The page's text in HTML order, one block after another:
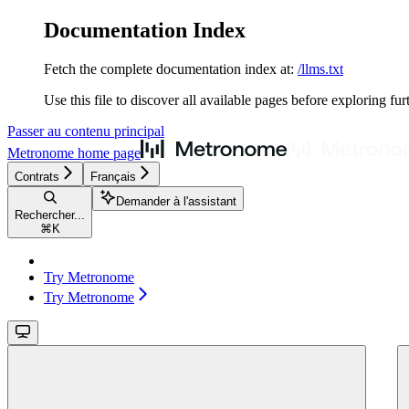
Documentation Index
Fetch the complete documentation index at: /llms.txt
Use this file to discover all available pages before exploring
Passer au contenu principal
Metronome home page
Contrats Français
Rechercher...
⌘ K
Demander à l'assistant
Try Metronome
Try Metronome